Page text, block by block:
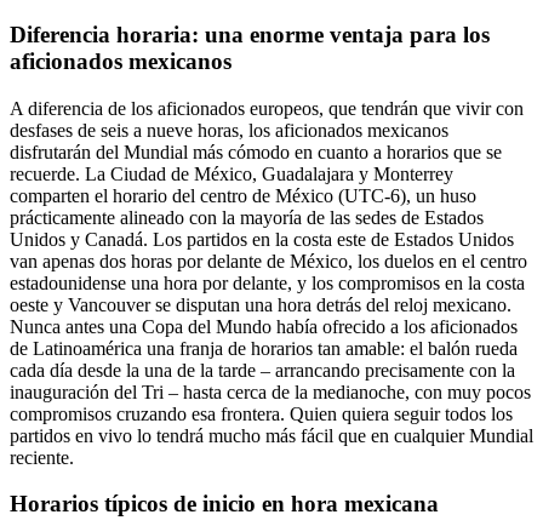
Diferencia horaria: una enorme ventaja para los
aficionados mexicanos
A diferencia de los aficionados europeos, que tendrán que vivir con
desfases de seis a nueve horas, los aficionados mexicanos
disfrutarán del Mundial más cómodo en cuanto a horarios que se
recuerde. La Ciudad de México, Guadalajara y Monterrey
comparten el horario del centro de México (UTC-6), un huso
prácticamente alineado con la mayoría de las sedes de Estados
Unidos y Canadá. Los partidos en la costa este de Estados Unidos
van apenas dos horas por delante de México, los duelos en el centro
estadounidense una hora por delante, y los compromisos en la costa
oeste y Vancouver se disputan una hora detrás del reloj mexicano.
Nunca antes una Copa del Mundo había ofrecido a los aficionados
de Latinoamérica una franja de horarios tan amable: el balón rueda
cada día desde la una de la tarde – arrancando precisamente con la
inauguración del Tri – hasta cerca de la medianoche, con muy pocos
compromisos cruzando esa frontera. Quien quiera seguir todos los
partidos en vivo lo tendrá mucho más fácil que en cualquier Mundial
reciente.
Horarios típicos de inicio en hora mexicana